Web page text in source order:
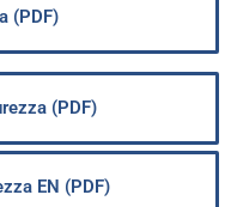
(PDF)
(PDF)
EN (PDF)